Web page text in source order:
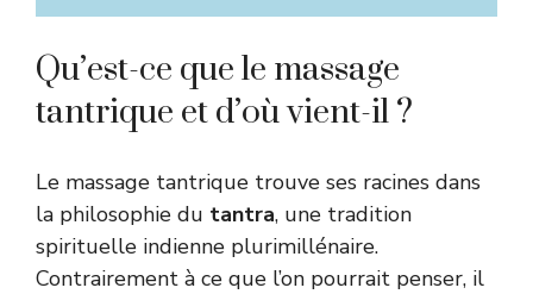
Qu’est-ce que le massage
tantrique et d’où vient-il ?
Le massage tantrique trouve ses racines dans
la philosophie du tantra, une tradition
spirituelle indienne plurimillénaire.
Contrairement à ce que l’on pourrait penser, il